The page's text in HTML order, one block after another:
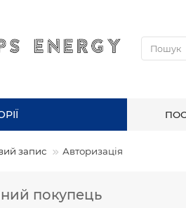
запис Авторизація
покупець